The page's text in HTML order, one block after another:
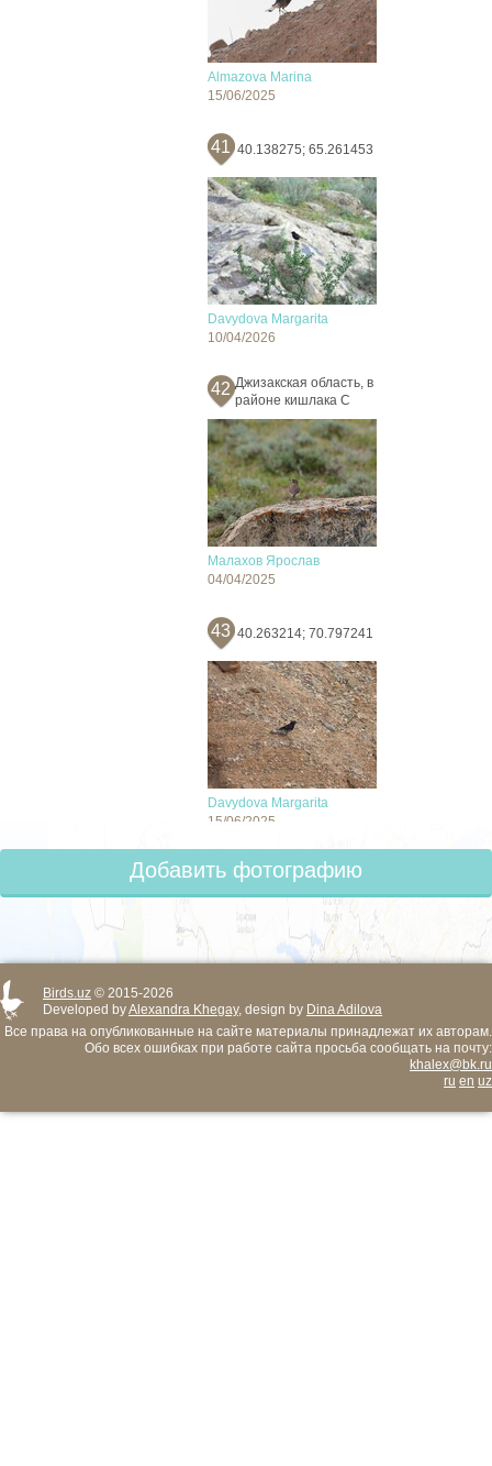
Almazova Marina
15/06/2025
41 40.138275; 65.261453
Davydova Margarita
10/04/2026
42 Джизакская область, в
районе кишлака С
Малахов Ярослав
04/04/2025
43 40.263214; 70.797241
Davydova Margarita
15/06/2025
Добавить фотографию
Birds.uz © 2015-2026
Developed byAlexandra Khegay, design by Dina Adilova
Все права на опубликованные на сайте материалы принадлежат их авторам.
Обо всех ошибках при работе сайта просьба сообщать на почту:
khalex@bk.ru
ru en uz